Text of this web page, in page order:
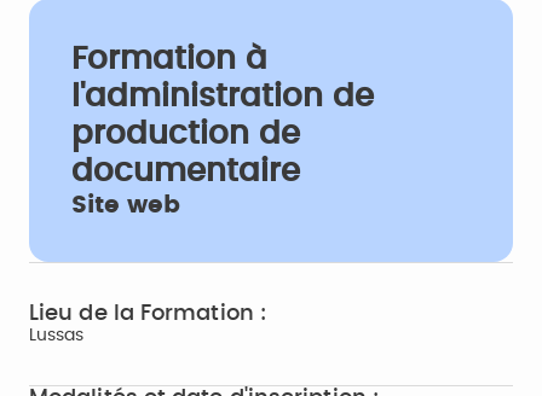
Formation à
l'administration de
production de
documentaire
Site web
Lieu de la Formation :
Lussas